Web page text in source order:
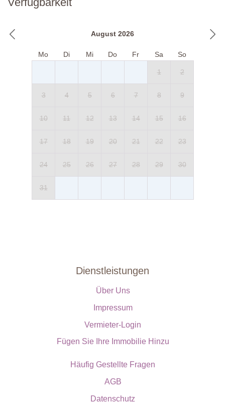
August 2026
Mo Di Mi Do Fr Sa So
1 2
3 4 5 6 7 8 9
10 11 12 13 14 15 16
17 18 19 20 21 22 23
24 25 26 27 28 29 30
31
Dienstleistungen
Über Uns
Impressum
Vermieter-Login
Fügen Sie Ihre Immobilie Hinzu
Häufig Gestellte Fragen
AGB
Datenschutz